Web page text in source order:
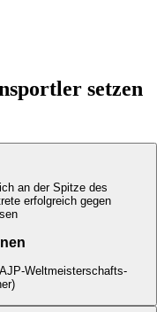
setzen
an der Spitze des
erfolgreich gegen
Weltmeisterschafts-